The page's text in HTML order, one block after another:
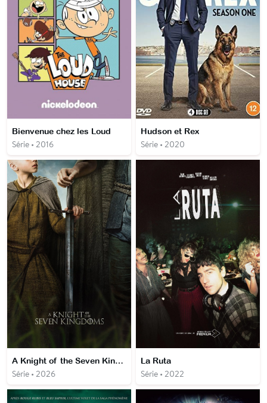
Bienvenue chez les Loud
Série • 2016
Hudson et Rex
Série • 2020
A Knight of the Seven Kingdoms
Série • 2026
La Ruta
Série • 2022